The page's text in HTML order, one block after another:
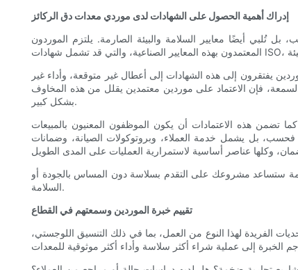
إدراك أهمية الحصول على الشهادات لدى موردي معدات دق الركائز
تُلبي أيضًا معايير السلامة والبيئة الصارمة. يلتزم الموردون
يفتقرون إلى هذه الشهادات إلى أعطال غير متوقعة، وأداء غير
فإن الاعتماد على موردين معتمدين يقلل من هذه المخاوف
بشكل كبير.
تضمن هذه الاعتمادات أن يكون الموظفون المعنيون بالمبيعات
بل يشمل خدمة العملاء، وبروتوكولات الصيانة، وضمانات
ستساعد مشروعك على التقدم بسلاسة دون المساس بالجودة أو
السلامة.
تقييم خبرة الموردين وسمعتهم في القطاع
الفريدة لهذا النوع من العمل، بما في ذلك التنسيق اللوجستي،